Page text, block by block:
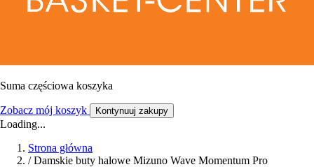
Suma częściowa koszyka
Zobacz mój koszyk Kontynuuj zakupy
Loading...
Strona główna
/ Damskie buty halowe Mizuno Wave Momentum Pro